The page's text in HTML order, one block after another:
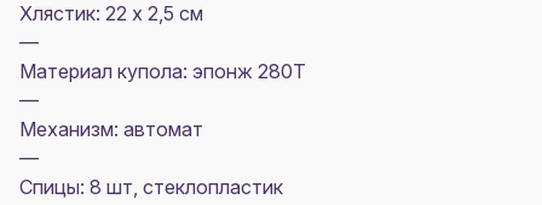
Хлястик: 22 х 2,5 см
—
Материал купола: эпонж 280T
—
Механизм: автомат
—
Спицы: 8 шт, стеклопластик